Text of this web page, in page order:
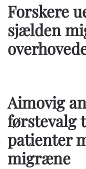
Forskere
sjælden
Aimovig
førstevalg
patienter
migræne